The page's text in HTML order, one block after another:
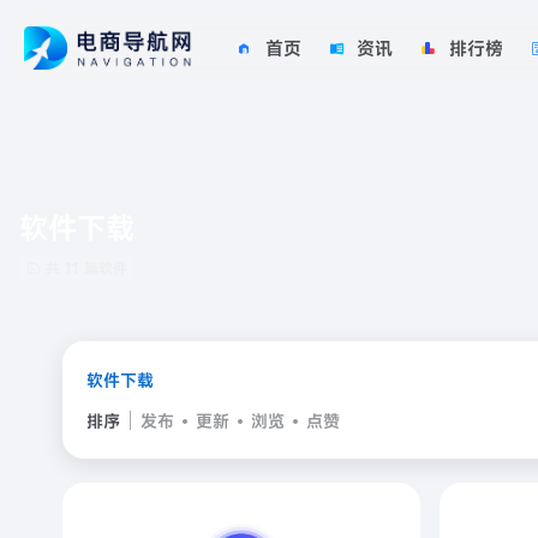
首页 资讯 排行榜
软件下载
排序
发布 更新 浏览 点赞